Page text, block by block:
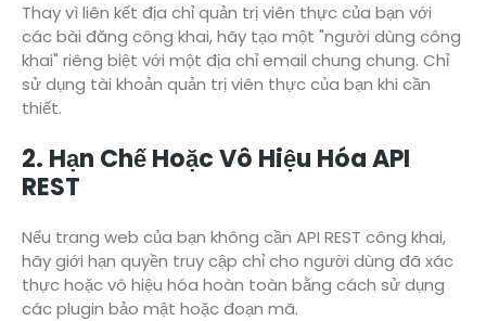
Thay vì liên kết địa chỉ quản trị viên thực của bạn với
các bài đăng công khai, hãy tạo một "người dùng công
khai" riêng biệt với một địa chỉ email chung chung. Chỉ
sử dụng tài khoản quản trị viên thực của bạn khi cần
thiết.
2. Hạn Chế Hoặc Vô Hiệu Hóa API
REST
Nếu trang web của bạn không cần API REST công khai,
hãy giới hạn quyền truy cập chỉ cho người dùng đã xác
thực hoặc vô hiệu hóa hoàn toàn bằng cách sử dụng
các plugin bảo mật hoặc đoạn mã.